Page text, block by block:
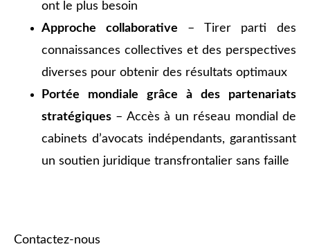
ont le plus besoin
Approche collaborative – Tirer parti des
connaissances collectives et des perspectives
diverses pour obtenir des résultats optimaux
Portée mondiale grâce à des partenariats
stratégiques – Accès à un réseau mondial de
cabinets d’avocats indépendants, garantissant
un soutien juridique transfrontalier sans faille
Contactez-nous